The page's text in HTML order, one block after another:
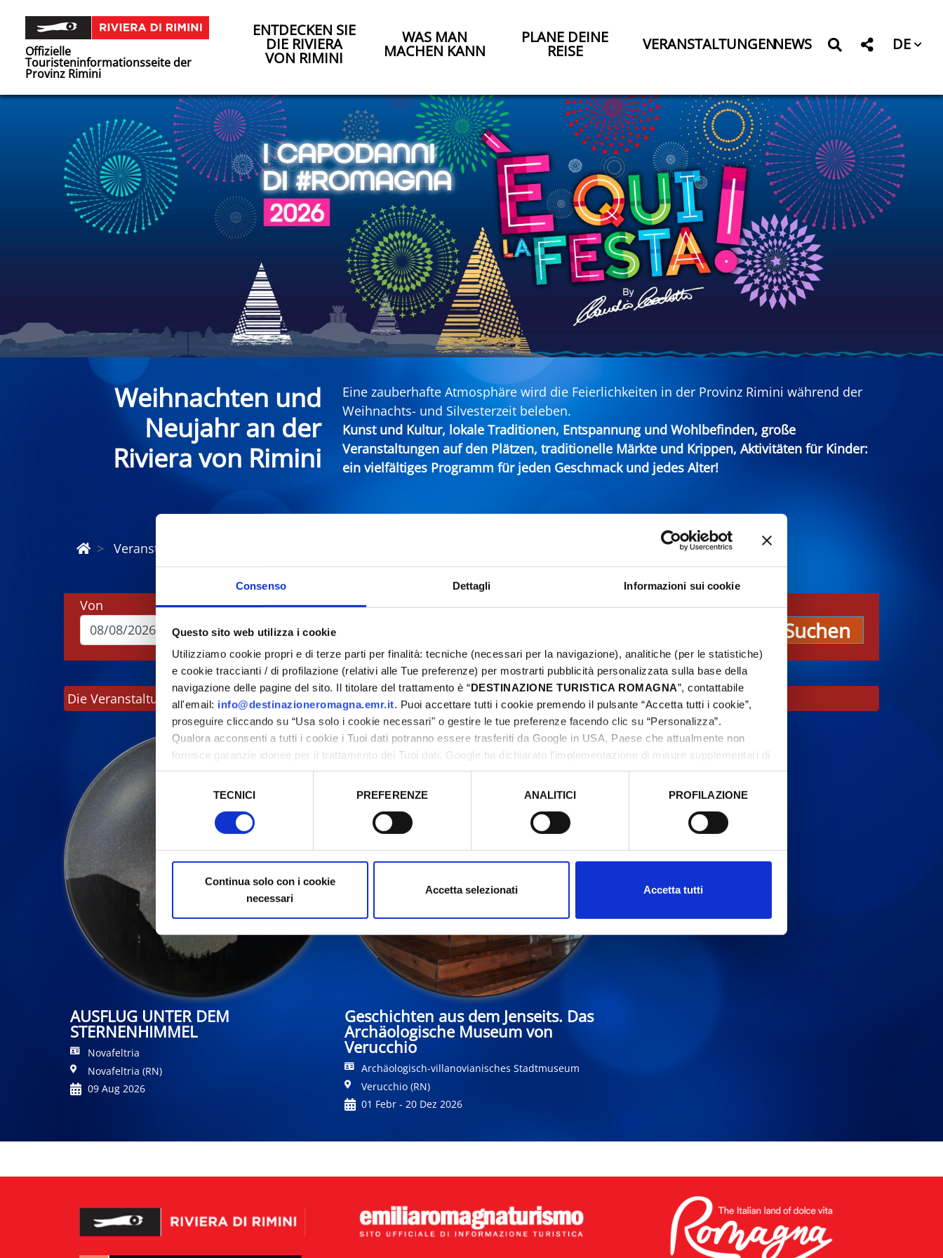
Consenso Dettagli Informazioni sui cookie
Questo sito web utilizza i cookie
Utilizziamo cookie propri e di terze parti per finalità: tecniche (necessari per la navigazione), analitiche (per le statistiche)
e cookie traccianti / di profilazione (relativi alle Tue preferenze) per mostrarti pubblicità personalizzata sulla base della
navigazione delle pagine del sito. Il titolare del trattamento è “DESTINAZIONE TURISTICA ROMAGNA”, contattabile
all'email: info@destinazioneromagna.emr.it. Puoi accettare tutti i cookie premendo il pulsante “Accetta tutti i cookie”,
proseguire cliccando su “Usa solo i cookie necessari" o gestire le tue preferenze facendo clic su “Personalizza”.
Qualora acconsenti a tutti i cookie i Tuoi dati potranno essere trasferiti da Google in USA, Paese che attualmente non
fornisce garanzie idonee per il trattamento dei Tuoi dati. Google ha dichiarato l’implementazione di misure supplementari di
sicurezza a Tutela dei navigatori, che abbiamo valutato essere sufficienti.
TECNICI PREFERENZE ANALITICI PROFILAZIONE
Continua solo con i cookie
necessari
Accetta selezionati Accetta tutti
Offizielle
Touristeninformationsseite der
Provinz Rimini
ENTDECKEN SIE
DIE RIVIERA
VON RIMINI
WAS MAN
MACHEN KANN
PLANE DEINE
REISE VERANSTALTUNGENNEWS DE
Weihnachten und
Neujahr an der
Riviera von Rimini
Eine zauberhafte Atmosphäre wird die Feierlichkeiten in der Provinz Rimini während der
Weihnachts- und Silvesterzeit beleben.
Kunst und Kultur, lokale Traditionen, Entspannung und Wohlbefinden, große
Veranstaltungen auf den Plätzen, traditionelle Märkte und Krippen, Aktivitäten für Kinder:
ein vielfältiges Programm für jeden Geschmack und jedes Alter!
Veranstaltungen zu Weihnachten und Neujahr an der Riviera von Rimini
Von Bis Stadt Typen
Suchen
Die Veranstaltungen können sich ändern. Bitte kontaktieren Sie die Organisatoren, bevor Sie vor Ort sind.
AUSFLUG UNTER DEM
STERNENHIMMEL
Novafeltria
Novafeltria (RN)
09 Aug 2026
Geschichten aus dem Jenseits. Das
Archäologische Museum von
Verucchio
Archäologisch-villanovianisches Stadtmuseum
Verucchio (RN)
01 Febr - 20 Dez 2026